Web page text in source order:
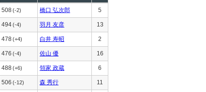
508(-2) 橋口 弘次郎 5
494(-4) 羽月 友彦 13
478(+4) 白井 寿昭 2
476 (-4) 佐山 優 16
488(+6) 領家 政蔵 6
506 (-12) 森 秀行 11